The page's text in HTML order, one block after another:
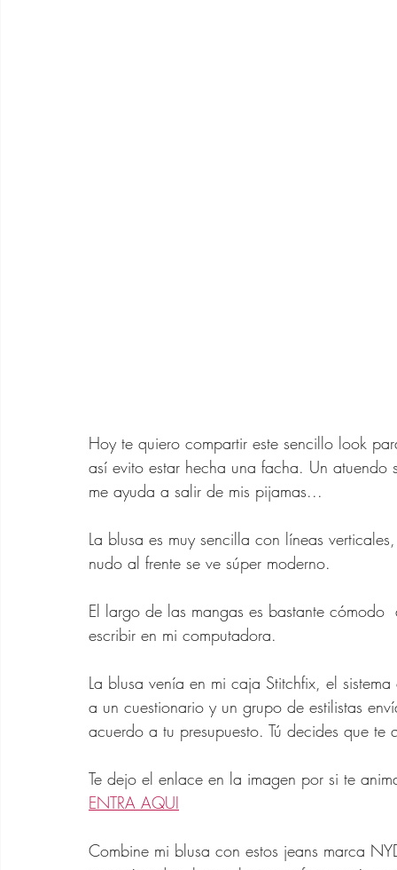
Hoy te quiero compartir este sencillo look
así evito estar hecha una facha. Un
me ayuda a salir de mis pijamas...
La blusa es muy sencilla con líneas
nudo al frente se ve súper moderno.
El largo de las mangas es bastante
escribir en mi computadora.
La blusa venía en mi caja Stitchfix, el
a un cuestionario y un grupo de estilistas
acuerdo a tu presupuesto. Tú decides que
Te dejo el enlace en la imagen por si te
ENTRA AQUI
Combine mi blusa con estos jeans marca